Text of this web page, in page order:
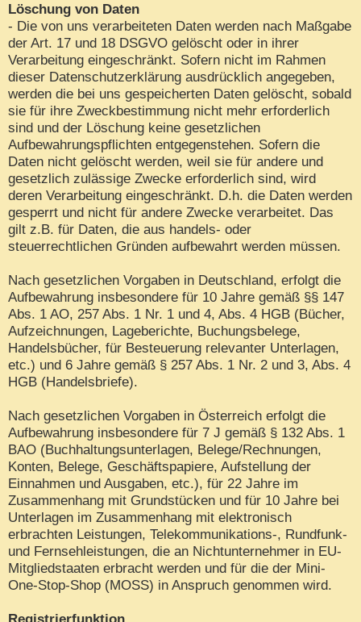
Löschung von Daten
- Die von uns verarbeiteten Daten werden nach Maßgabe
der Art. 17 und 18 DSGVO gelöscht oder in ihrer
Verarbeitung eingeschränkt. Sofern nicht im Rahmen
dieser Datenschutzerklärung ausdrücklich angegeben,
werden die bei uns gespeicherten Daten gelöscht, sobald
sie für ihre Zweckbestimmung nicht mehr erforderlich
sind und der Löschung keine gesetzlichen
Aufbewahrungspflichten entgegenstehen. Sofern die
Daten nicht gelöscht werden, weil sie für andere und
gesetzlich zulässige Zwecke erforderlich sind, wird
deren Verarbeitung eingeschränkt. D.h. die Daten werden
gesperrt und nicht für andere Zwecke verarbeitet. Das
gilt z.B. für Daten, die aus handels- oder
steuerrechtlichen Gründen aufbewahrt werden müssen.
Nach gesetzlichen Vorgaben in Deutschland, erfolgt die
Aufbewahrung insbesondere für 10 Jahre gemäß §§ 147
Abs. 1 AO, 257 Abs. 1 Nr. 1 und 4, Abs. 4 HGB (Bücher,
Aufzeichnungen, Lageberichte, Buchungsbelege,
Handelsbücher, für Besteuerung relevanter Unterlagen,
etc.) und 6 Jahre gemäß § 257 Abs. 1 Nr. 2 und 3, Abs. 4
HGB (Handelsbriefe).
Nach gesetzlichen Vorgaben in Österreich erfolgt die
Aufbewahrung insbesondere für 7 J gemäß § 132 Abs. 1
BAO (Buchhaltungsunterlagen, Belege/Rechnungen,
Konten, Belege, Geschäftspapiere, Aufstellung der
Einnahmen und Ausgaben, etc.), für 22 Jahre im
Zusammenhang mit Grundstücken und für 10 Jahre bei
Unterlagen im Zusammenhang mit elektronisch
erbrachten Leistungen, Telekommunikations-, Rundfunk-
und Fernsehleistungen, die an Nichtunternehmer in EU-
Mitgliedstaaten erbracht werden und für die der Mini-
One-Stop-Shop (MOSS) in Anspruch genommen wird.